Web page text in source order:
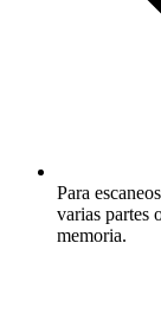
Para
varias partes
memoria.